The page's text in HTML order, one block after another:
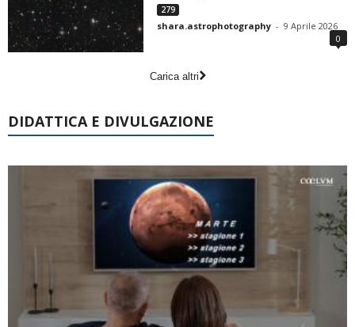
279
shara.astrophotography - 9 Aprile 2026
0
Carica altri
DIDATTICA E DIVULGAZIONE